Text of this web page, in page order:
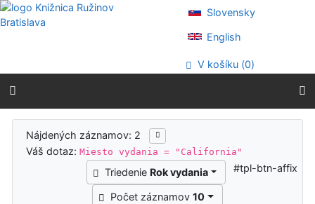
Prejsť na obsah
Prejsť na menu
Prehlásenie o webovej prístupnosti
Slovensky
English
V košíku (0)
Výsledky vyhľadávania
Nájdených záznamov: 2
Váš dotaz:Miesto vydania = "California"
Triedenie Rok vydania
Počet záznamov10
#tpl-btn-affix